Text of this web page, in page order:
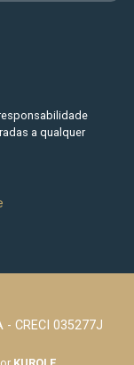
a qualquer
CRECI 035277J